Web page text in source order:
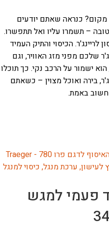
כנראה שאתם יודעים
– תשמרו עליו ואל תתפשרו.
לריינג'ר. הכיסוי והתיק העמיד
שלכם מפני מזג האוויר, וגם
ישמור על הרכב נקי. כך תוכלו
בירה ואוכל מצוין – כשאתם
באמת.
פעמי למגש